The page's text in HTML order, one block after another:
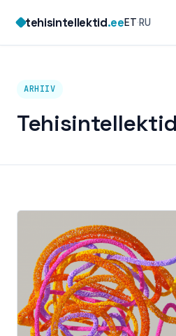
content
tehisintellektid.eeET·RU
ARHIIV